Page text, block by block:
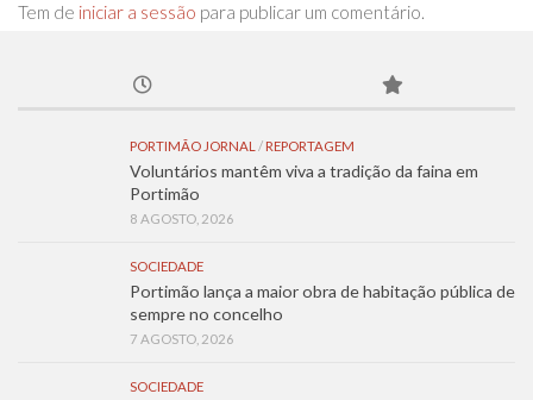
Tem de iniciar a sessão para publicar um comentário.
PORTIMÃO JORNAL / REPORTAGEM
Voluntários mantêm viva a tradição da faina em
Portimão
8 AGOSTO, 2026
SOCIEDADE
Portimão lança a maior obra de habitação pública de
sempre no concelho
7 AGOSTO, 2026
SOCIEDADE